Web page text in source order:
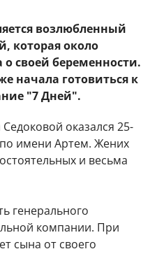
возлюбленный
которая около
своей беременности.
начала готовиться к
"7 Дней".
оказался 25-
имени Артем. Жених
и весьма
генерального
компании. При
сына от своего